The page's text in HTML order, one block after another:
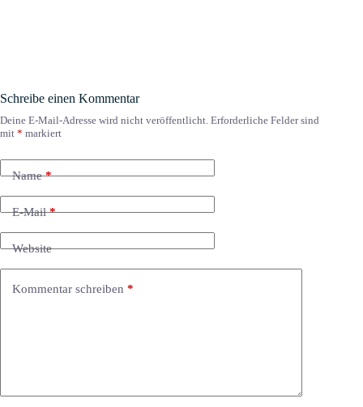
Schreibe einen Kommentar
Deine E-Mail-Adresse wird nicht veröffentlicht. Erforderliche Felder sind
mit * markiert
Name*
E-Mail*
Website
Kommentar schreiben *